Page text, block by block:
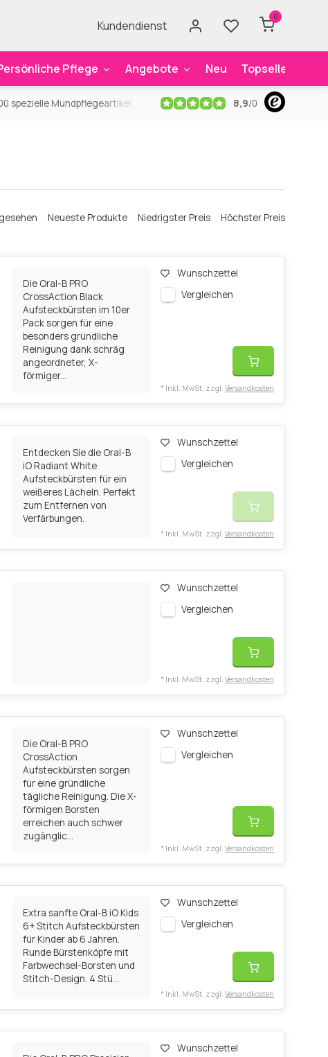
Kundendienst
0
Pflege Angebote Neu Topseller
spezielle Mundpflegeartikel Kostenloser Versandab 59€
8,9/0
Neueste Produkte Niedrigster Preis Höchster Preis
Die Oral-B PRO
CrossAction Black
Aufsteckbürsten im 10er
Pack sorgen für eine
besonders gründliche
Reinigung dank schräg
angeordneter, X-
förmiger...
Wunschzettel
Vergleichen
* Inkl. MwSt. zzgl.Versandkosten
Entdecken Sie die Oral-B
iO Radiant White
Aufsteckbürsten für ein
weißeres Lächeln. Perfekt
zum Entfernen von
Verfärbungen.
Wunschzettel
Vergleichen
* Inkl. MwSt. zzgl.Versandkosten
Wunschzettel
Vergleichen
* Inkl. MwSt. zzgl.Versandkosten
Die Oral-B PRO
CrossAction
Aufsteckbürsten sorgen
für eine gründliche
tägliche Reinigung. Die X-
förmigen Borsten
erreichen auch schwer
zugänglic...
Wunschzettel
Vergleichen
* Inkl. MwSt. zzgl.Versandkosten
Extra sanfte Oral-B iO Kids
6+ Stitch Aufsteckbürsten
für Kinder ab 6 Jahren.
Runde Bürstenköpfe mit
Farbwechsel-Borsten und
Stitch-Design. 4 Stü...
Wunschzettel
Vergleichen
* Inkl. MwSt. zzgl.Versandkosten
Wunschzettel